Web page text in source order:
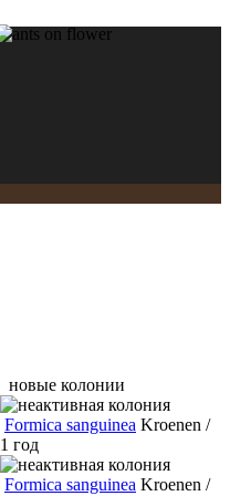
новые колонии
Formica sanguinea Kroenen /
1 год
Formica sanguinea Kroenen /